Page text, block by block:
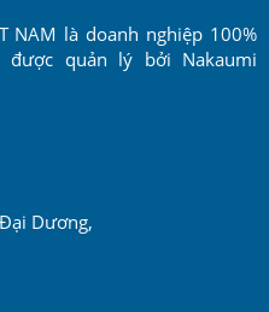
NAM là doanh nghiệp 100%
quản lý bởi Nakaumi
Dương,